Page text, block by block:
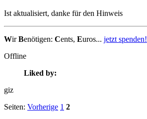
Ist aktualisiert, danke für den Hinweis
WirBenötigen: Cents, Euros... jetzt spenden!
Offline
Liked by:
giz
Seiten: Vorherige 1 2